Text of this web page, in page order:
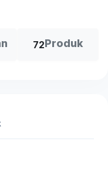
72Produk